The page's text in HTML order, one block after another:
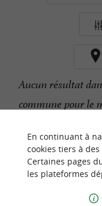
Aucun résultat
commune pour le
En continuant à
cookies tiers à
Certaines pages
les plateformes